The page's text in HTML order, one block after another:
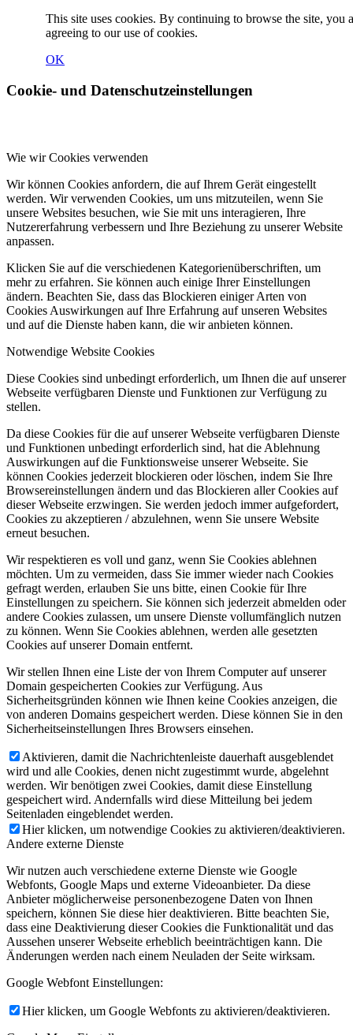
This site uses cookies. By continuing to browse the site, you
agreeing to our use of cookies.
OK
Cookie- und Datenschutzeinstellungen
Wie wir Cookies verwenden
Wir können Cookies anfordern, die auf Ihrem Gerät eingestellt
werden. Wir verwenden Cookies, um uns mitzuteilen, wenn Sie
unsere Websites besuchen, wie Sie mit uns interagieren, Ihre
Nutzererfahrung verbessern und Ihre Beziehung zu unserer Website
anpassen.
Klicken Sie auf die verschiedenen Kategorienüberschriften, um
mehr zu erfahren. Sie können auch einige Ihrer Einstellungen
ändern. Beachten Sie, dass das Blockieren einiger Arten von
Cookies Auswirkungen auf Ihre Erfahrung auf unseren Websites
und auf die Dienste haben kann, die wir anbieten können.
Notwendige Website Cookies
Diese Cookies sind unbedingt erforderlich, um Ihnen die auf unserer
Webseite verfügbaren Dienste und Funktionen zur Verfügung zu
stellen.
Da diese Cookies für die auf unserer Webseite verfügbaren Dienste
und Funktionen unbedingt erforderlich sind, hat die Ablehnung
Auswirkungen auf die Funktionsweise unserer Webseite. Sie
können Cookies jederzeit blockieren oder löschen, indem Sie Ihre
Browsereinstellungen ändern und das Blockieren aller Cookies auf
dieser Webseite erzwingen. Sie werden jedoch immer aufgefordert,
Cookies zu akzeptieren / abzulehnen, wenn Sie unsere Website
erneut besuchen.
Wir respektieren es voll und ganz, wenn Sie Cookies ablehnen
möchten. Um zu vermeiden, dass Sie immer wieder nach Cookies
gefragt werden, erlauben Sie uns bitte, einen Cookie für Ihre
Einstellungen zu speichern. Sie können sich jederzeit abmelden oder
andere Cookies zulassen, um unsere Dienste vollumfänglich nutzen
zu können. Wenn Sie Cookies ablehnen, werden alle gesetzten
Cookies auf unserer Domain entfernt.
Wir stellen Ihnen eine Liste der von Ihrem Computer auf unserer
Domain gespeicherten Cookies zur Verfügung. Aus
Sicherheitsgründen können wie Ihnen keine Cookies anzeigen, die
von anderen Domains gespeichert werden. Diese können Sie in den
Sicherheitseinstellungen Ihres Browsers einsehen.
Aktivieren, damit die Nachrichtenleiste dauerhaft ausgeblendet
wird und alle Cookies, denen nicht zugestimmt wurde, abgelehnt
werden. Wir benötigen zwei Cookies, damit diese Einstellung
gespeichert wird. Andernfalls wird diese Mitteilung bei jedem
Seitenladen eingeblendet werden.
Hier klicken, um notwendige Cookies zu aktivieren/deaktivieren.
Andere externe Dienste
Wir nutzen auch verschiedene externe Dienste wie Google
Webfonts, Google Maps und externe Videoanbieter. Da diese
Anbieter möglicherweise personenbezogene Daten von Ihnen
speichern, können Sie diese hier deaktivieren. Bitte beachten Sie,
dass eine Deaktivierung dieser Cookies die Funktionalität und das
Aussehen unserer Webseite erheblich beeinträchtigen kann. Die
Änderungen werden nach einem Neuladen der Seite wirksam.
Google Webfont Einstellungen:
Hier klicken, um Google Webfonts zu aktivieren/deaktivieren.